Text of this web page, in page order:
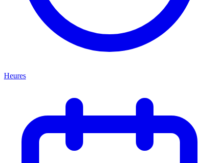
Heures